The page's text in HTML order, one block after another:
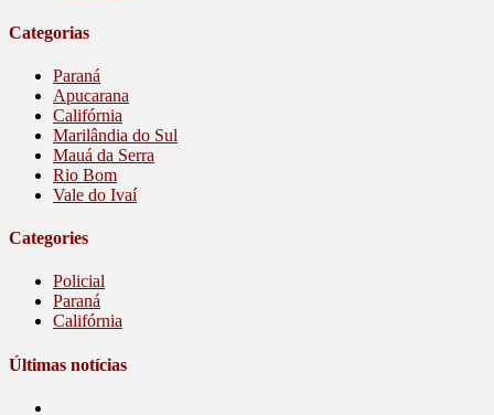
Categorias
Paraná
Apucarana
Califórnia
Marilândia do Sul
Mauá da Serra
Rio Bom
Vale do Ivaí
Categories
Policial
Paraná
Califórnia
Últimas notícias